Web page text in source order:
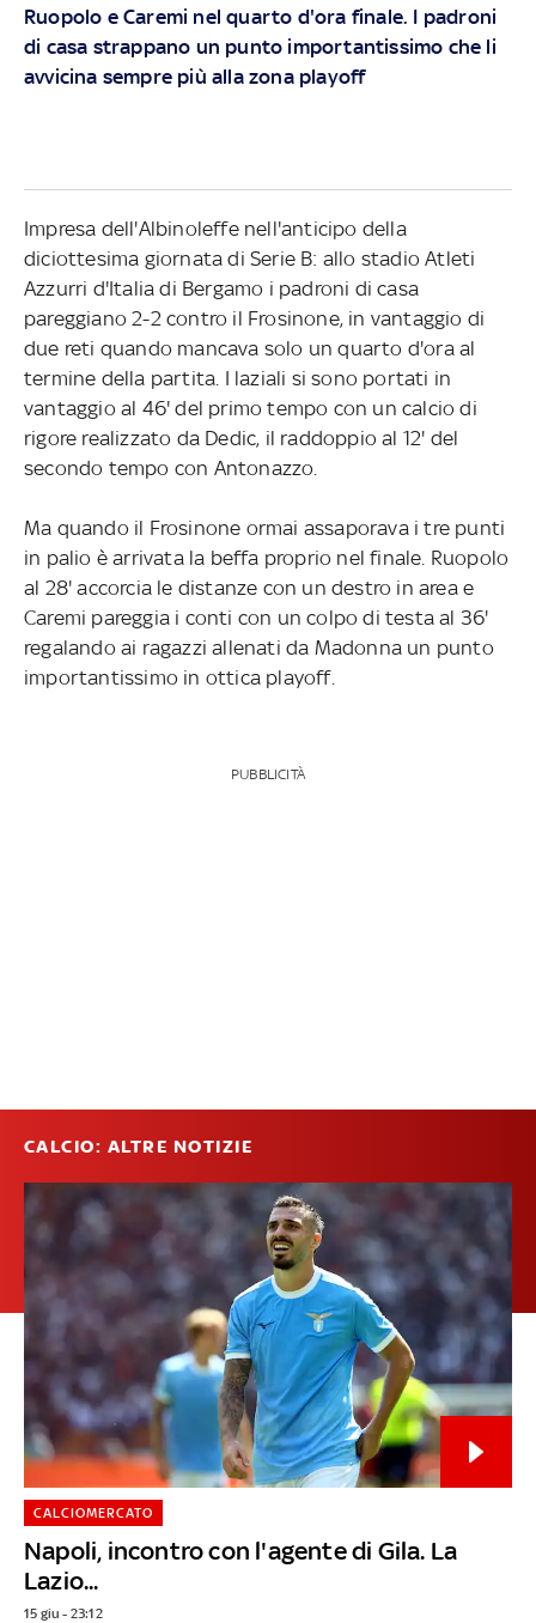
Ruopolo e Caremi nel quarto d'ora finale. I padroni
di casa strappano un punto importantissimo che li
avvicina sempre più alla zona playoff
Impresa dell'Albinoleffe nell'anticipo della
diciottesima giornata di Serie B: allo stadio Atleti
Azzurri d'Italia di Bergamo i padroni di casa
pareggiano 2-2 contro il Frosinone, in vantaggio di
due reti quando mancava solo un quarto d'ora al
termine della partita. I laziali si sono portati in
vantaggio al 46' del primo tempo con un calcio di
rigore realizzato da Dedic, il raddoppio al 12' del
secondo tempo con Antonazzo.
Ma quando il Frosinone ormai assaporava i tre punti
in palio è arrivata la beffa proprio nel finale. Ruopolo
al 28' accorcia le distanze con un destro in area e
Caremi pareggia i conti con un colpo di testa al 36'
regalando ai ragazzi allenati da Madonna un punto
importantissimo in ottica playoff.
PUBBLICITÀ
CALCIO: ALTRE NOTIZIE
Napoli, incontro con l'agente di Gila. La
Lazio...
CALCIOMERCATO
15 giu - 23:12